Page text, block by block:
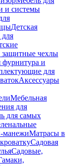
и системы
Детская
чехлы
фурнитура и
для
Аксессуары
Мебельная
для
для самых
манежиМатрасы в
Садовая
Садовые,